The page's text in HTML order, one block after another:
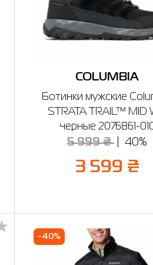
COLUMBIA
Ботинки мужские
STRATA TRAIL™ MID
черные 2076861-
5 999 ₴ 40%
3 599 ₴
-40%